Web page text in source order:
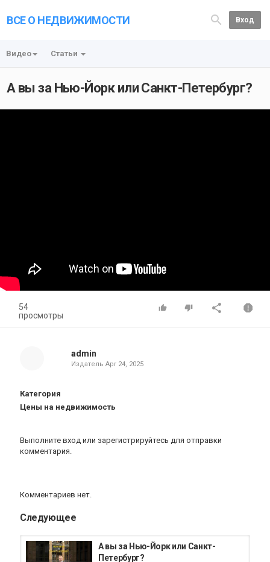
ВСЕ О НЕДВИЖИМОСТИ Вход
Видео Статьи
А вы за Нью-Йорк или Санкт-Петербург?
54
просмотры
admin
Издатель Apr 24, 2025
Категория
Цены на недвижимость
Выполните вход или зарегистрируйтесь для отправки
комментария.
Комментариев нет.
Следующее
А вы за Нью-Йорк или Санкт-
Петербург?